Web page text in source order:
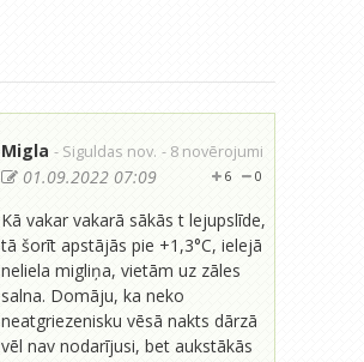
Migla - Siguldas nov. - 8 novērojumi
0
6
01.09.2022 07:09
Kā vakar vakarā sākās t lejupslīde,
tā šorīt apstājās pie +1,3°C, ielejā
neliela migliņa, vietām uz zāles
salna. Domāju, ka neko
neatgriezenisku vēsā nakts dārzā
vēl nav nodarījusi, bet aukstākās